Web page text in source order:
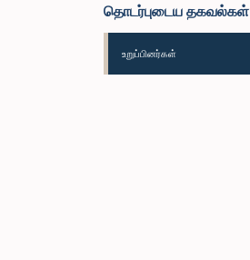
தொடர்புடைய தகவல்கள்
உறுப்பினர்கள்